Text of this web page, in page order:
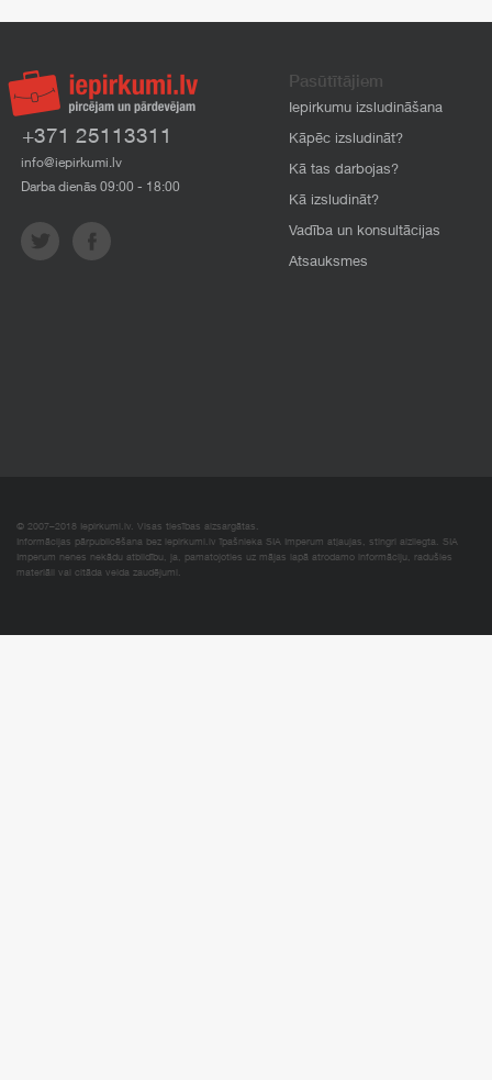
+371 25113311
info@iepirkumi.lv
Darba dienās 09:00 - 18:00
Pasūtītājiem
Iepirkumu izsludināšana
Kāpēc izsludināt?
Kā tas darbojas?
Kā izsludināt?
Vadība un konsultācijas
Atsauksmes
© 2007–2018 Iepirkumi.lv. Visas tiesības aizsargātas.
Informācijas pārpublicēšana bez iepirkumi.lv īpašnieka SIA Imperum atļaujas, stingri aizliegta. SIA
Imperum nenes nekādu atbildību, ja, pamatojoties uz mājas lapā atrodamo informāciju, radušies
materiāli vai citāda veida zaudējumi.